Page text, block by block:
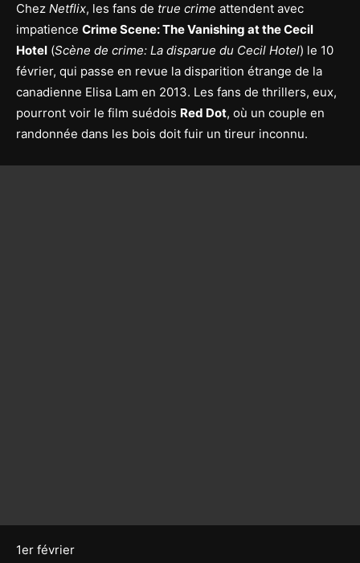
Chez Netflix, les fans de true crime attendent avec
impatience Crime Scene: The Vanishing at the Cecil
Hotel (Scène de crime: La disparue du Cecil Hotel) le 10
février, qui passe en revue la disparition étrange de la
canadienne Elisa Lam en 2013. Les fans de thrillers, eux,
pourront voir le film suédois Red Dot, où un couple en
randonnée dans les bois doit fuir un tireur inconnu.
1er février